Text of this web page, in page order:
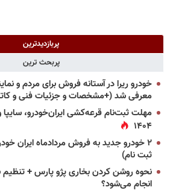
پربازدیدترین
پربحث ترین
خودرو ریرا در آستانه فروش برای مردم و
معرفی شد (+مشخصات و جزئیات فنی و
مهلت ثبت‌نام قرعه‌کشی ایران‌خودرو،
۱۴۰۴
۲ خودرو جدید به فروش مردادماه ایران
ثبت نام)
نحوه روشن کردن بخاری پژو پارس +
انجام می‌شود؟